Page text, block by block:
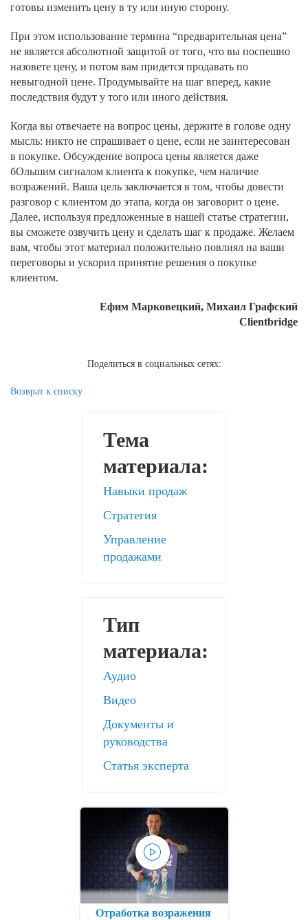
готовы изменить цену в ту или иную сторону.
При этом использование термина “предварительная цена”
не является абсолютной защитой от того, что вы поспешно
назовете цену, и потом вам придется продавать по
невыгодной цене. Продумывайте на шаг вперед, какие
последствия будут у того или иного действия.
Когда вы отвечаете на вопрос цены, держите в голове одну
мысль: никто не спрашивает о цене, если не заинтересован
в покупке. Обсуждение вопроса цены является даже
бОльшим сигналом клиента к покупке, чем наличие
возражений. Ваша цель заключается в том, чтобы довести
разговор с клиентом до этапа, когда он заговорит о цене.
Далее, используя предложенные в нашей статье стратегии,
вы сможете озвучить цену и сделать шаг к продаже. Желаем
вам, чтобы этот материал положительно повлиял на ваши
переговоры и ускорил принятие решения о покупке
клиентом.
Ефим Марковецкий, Михаил Графский
Clientbridge
Поделиться в социальных сетях:
Возврат к списку
Тема
материала:
Навыки продаж
Стратегия
Управление
продажами
Тип
материала:
Аудио
Видео
Документы и
руководства
Статья эксперта
Отработка возражения